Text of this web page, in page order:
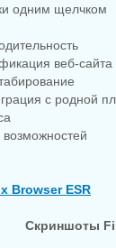
одним щелчком
веб-сайта
с родной
Browser ESR
Скриншоты